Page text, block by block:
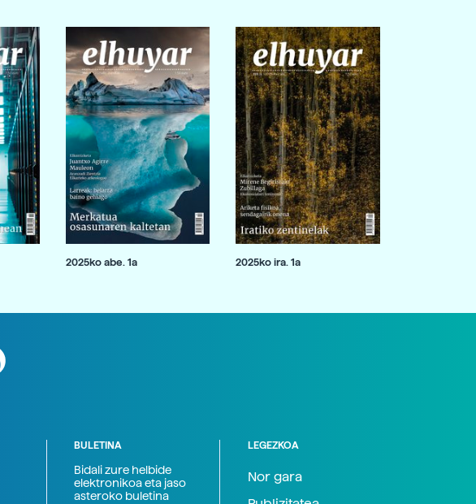
2025ko abe. 1a 2025ko ira. 1a
BULETINA
Bidali zure helbide
elektronikoa eta jaso
asteroko buletina
LEGEZKOA
Nor gara